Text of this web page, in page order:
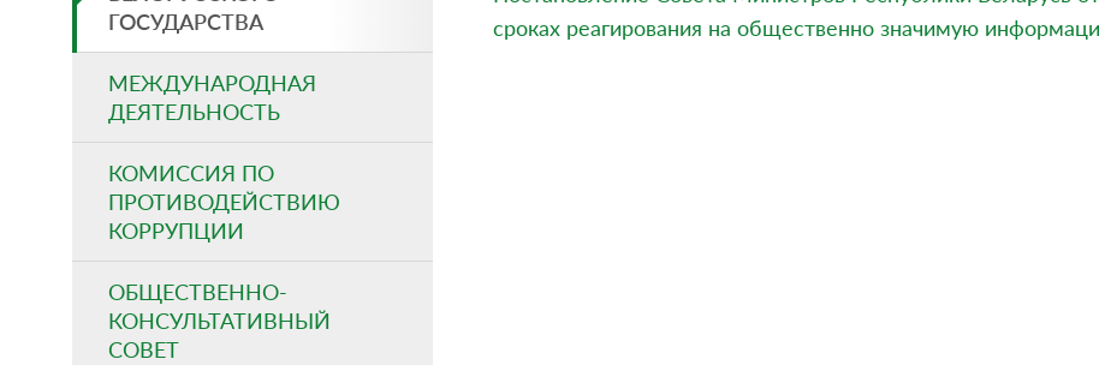
ГОСУДАРСТВА
МЕЖДУНАРОДНАЯ
ДЕЯТЕЛЬНОСТЬ
КОМИССИЯ ПО
ПРОТИВОДЕЙСТВИЮ
КОРРУПЦИИ
ОБЩЕСТВЕННО-
КОНСУЛЬТАТИВНЫЙ
СОВЕТ
сроках реагирования на общественно значимую